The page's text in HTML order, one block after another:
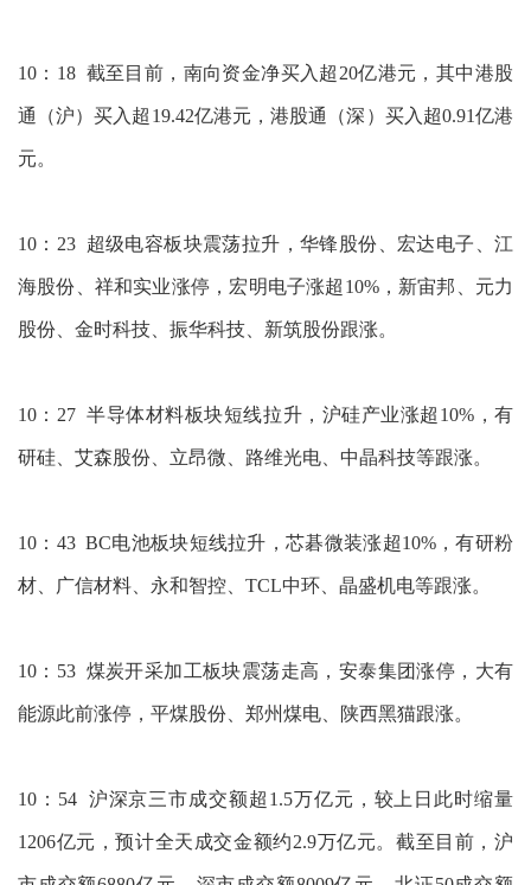
10：18 截至目前，南向资金净买入超20亿港元，其中港股
通（沪）买入超19.42亿港元，港股通（深）买入超0.91亿港
元。
10：23 超级电容板块震荡拉升，华锋股份、宏达电子、江
海股份、祥和实业涨停，宏明电子涨超10%，新宙邦、元力
股份、金时科技、振华科技、新筑股份跟涨。
10：27 半导体材料板块短线拉升，沪硅产业涨超10%，有
研硅、艾森股份、立昂微、路维光电、中晶科技等跟涨。
10：43 BC电池板块短线拉升，芯碁微装涨超10%，有研粉
材、广信材料、永和智控、TCL中环、晶盛机电等跟涨。
10：53 煤炭开采加工板块震荡走高，安泰集团涨停，大有
能源此前涨停，平煤股份、郑州煤电、陕西黑猫跟涨。
10：54 沪深京三市成交额超1.5万亿元，较上日此时缩量
1206亿元，预计全天成交金额约2.9万亿元。截至目前，沪